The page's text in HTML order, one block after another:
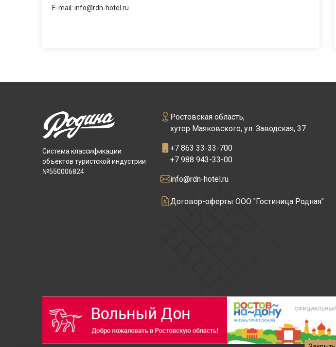
E-mail: info@rdn-hotel.ru
Система классификации
объектов туристской индустрии
№550006824
Ростовская область,
хутор Маяковского, ул. Заводская, 37
+7 863 33-33-700
+7 988 943-33-00
info@rdn-hotel.ru
Договор-оферты ООО "Гостиница Родная"